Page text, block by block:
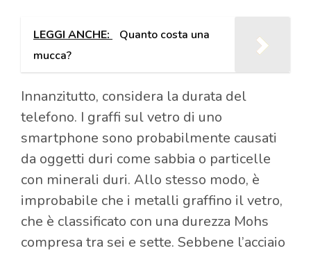
LEGGI ANCHE:
Quanto costa una
mucca?
Innanzitutto, considera la durata del
telefono. I graffi sul vetro di uno
smartphone sono probabilmente causati
da oggetti duri come sabbia o particelle
con minerali duri. Allo stesso modo, è
improbabile che i metalli graffino il vetro,
che è classificato con una durezza Mohs
compresa tra sei e sette. Sebbene l’acciaio